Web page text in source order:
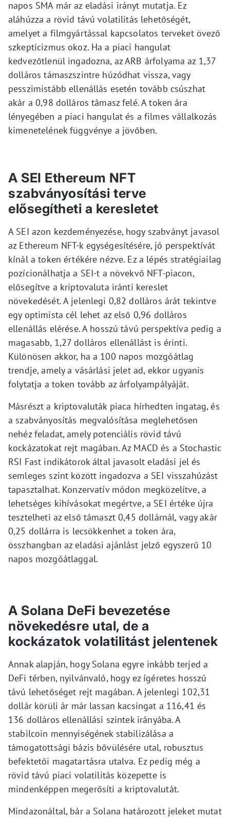
napos SMA már az eladási irányt mutatja. Ez
aláhúzza a rövid távú volatilitás lehetőségét,
amelyet a filmgyártással kapcsolatos terveket övező
szkepticizmus okoz. Ha a piaci hangulat
kedvezőtlenül ingadozna, az ARB árfolyama az 1,37
dolláros támaszszintre húzódhat vissza, vagy
pesszimistább ellenállás esetén tovább csúszhat
akár a 0,98 dolláros támasz felé. A token ára
lényegében a piaci hangulat és a filmes vállalkozás
kimenetelének függvénye a jövőben.
A SEI Ethereum NFT
szabványosítási terve
elősegítheti a keresletet
A SEI azon kezdeményezése, hogy szabványt javasol
az Ethereum NFT-k egységesítésére, jó perspektívát
kínál a token értékére nézve. Ez a lépés stratégiailag
pozícionálhatja a SEI-t a növekvő NFT-piacon,
elősegítve a kriptovaluta iránti kereslet
növekedését. A jelenlegi 0,82 dolláros árát tekintve
egy optimista cél lehet az első 0,96 dolláros
ellenállás elérése. A hosszú távú perspektíva pedig a
magasabb, 1,27 dolláros ellenállást is érinti.
Különösen akkor, ha a 100 napos mozgóátlag
trendje, amely a vásárlási jelet ad, ekkor ugyanis
folytatja a token tovább az árfolyampályáját.
Másrészt a kriptovaluták piaca hírhedten ingatag, és
a szabványosítás megvalósítása meglehetősen
nehéz feladat, amely potenciális rövid távú
kockázatokat rejt magában. Az MACD és a Stochastic
RSI Fast indikátorok által javasolt eladási jel és
semleges szint között ingadozva a SEI visszahúzást
tapasztalhat. Konzervatív módon megközelítve, a
lehetséges kihívásokat megértve, a SEI értéke újra
tesztelheti az első támaszt 0,45 dollárnál, vagy akár
0,25 dollárra is lecsökkenhet a token ára,
összhangban az eladási ajánlást jelző egyszerű 10
napos mozgóátlaggal.
A Solana DeFi bevezetése
növekedésre utal, de a
kockázatok volatilitást jelentenek
Annak alapján, hogy Solana egyre inkább terjed a
DeFi térben, nyilvánvaló, hogy ez ígéretes hosszú
távú lehetőséget rejt magában. A jelenlegi 102,31
dollár körüli ár már lassan kacsingat a 116,41 és
136 dolláros ellenállási szintek irányába. A
stabilcoin mennyiségének stabilizálása a
támogatottsági bázis bővülésére utal, robusztus
befektetői magatartásra utalva. Ez pedig még a
rövid távú piaci volatilitás közepette is
mindenképpen megerősíti a kriptovalutát.
Mindazonáltal, bár a Solana határozott jeleket mutat